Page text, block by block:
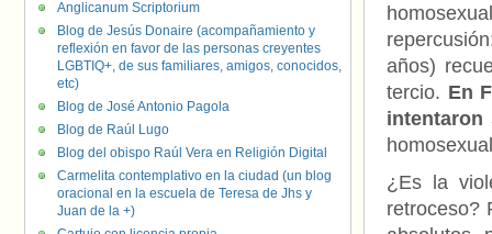
años)
tercio. En
intentaron
¿Es la
retroceso?
Anglicanum Scriptorium
Blog de Jesús Donaire (acompañamiento y
reflexión en favor de las personas creyentes
LGBTIQ+, de sus familiares, amigos, conocidos,
etc)
Blog de José Antonio Pagola
Blog de Raúl Lugo
Blog del obispo Raúl Vera en Religión Digital
Carmelita contemplativo en la ciudad (un blog
oracional en la escuela de Teresa de Jhs y
Juan de la +)